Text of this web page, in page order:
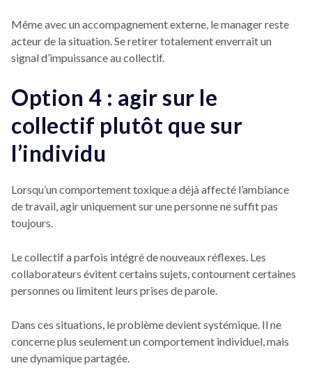
Même avec un accompagnement externe, le manager reste
acteur de la situation. Se retirer totalement enverrait un
signal d’impuissance au collectif.
Option 4 : agir sur le
collectif plutôt que sur
l’individu
Lorsqu’un comportement toxique a déjà affecté l’ambiance
de travail, agir uniquement sur une personne ne suffit pas
toujours.
Le collectif a parfois intégré de nouveaux réflexes. Les
collaborateurs évitent certains sujets, contournent certaines
personnes ou limitent leurs prises de parole.
Dans ces situations, le problème devient systémique. Il ne
concerne plus seulement un comportement individuel, mais
une dynamique partagée.